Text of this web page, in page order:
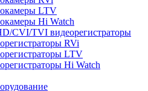
LTV
Hi Watch
CVI/TVI видеорегистраторы
RVi
LTV
Hi Watch